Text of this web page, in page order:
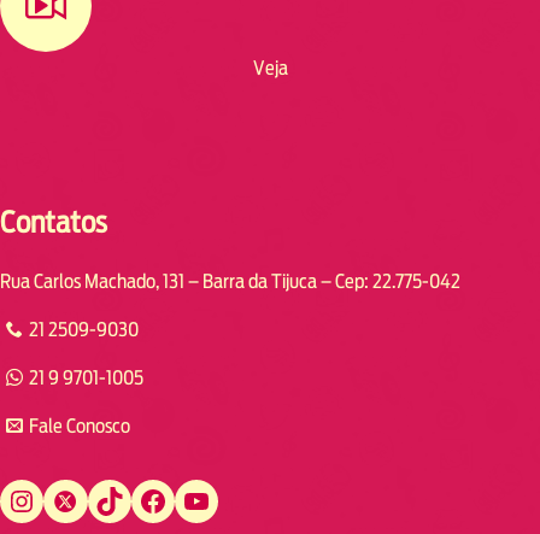
Veja
Contatos
Rua Carlos Machado, 131 – Barra da Tijuca – Cep: 22.775-042
21 2509-9030
21 9 9701-1005
Fale Conosco
Instagram Twitter TikTok Facebook YouTube